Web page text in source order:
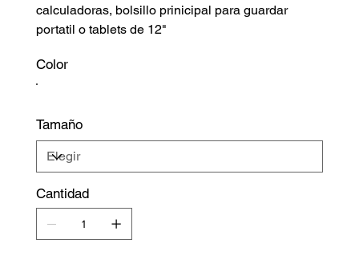
calculadoras, bolsillo prinicipal para guardar
portatil o tablets de 12"
Color
Tamaño
Cantidad